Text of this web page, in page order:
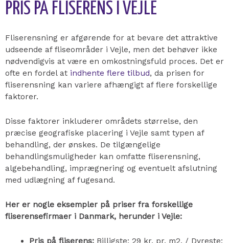
PRIS PÅ FLISERENS I VEJLE
Fliserensning er afgørende for at bevare det attraktive
udseende af fliseområder i Vejle, men det behøver ikke
nødvendigvis at være en omkostningsfuld proces. Det er
ofte en fordel at indhente flere tilbud, da prisen for
fliserensning kan variere afhængigt af flere forskellige
faktorer.
Disse faktorer inkluderer områdets størrelse, den
præcise geografiske placering i Vejle samt typen af
behandling, der ønskes. De tilgængelige
behandlingsmuligheder kan omfatte fliserensning,
algebehandling, imprægnering og eventuelt afslutning
med udlægning af fugesand.
Her er nogle eksempler på priser fra forskellige
fliserensefirmaer i Danmark, herunder i Vejle:
Pris på fliserens:Billigste: 29 kr. pr. m2. / Dyreste: